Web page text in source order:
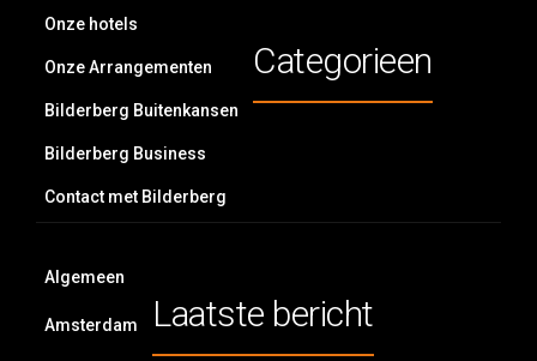
Onze hotels
Onze Arrangementen
Bilderberg Buitenkansen
Bilderberg Business
Contact met Bilderberg
Categorieen
Algemeen
Amsterdam Laatste bericht